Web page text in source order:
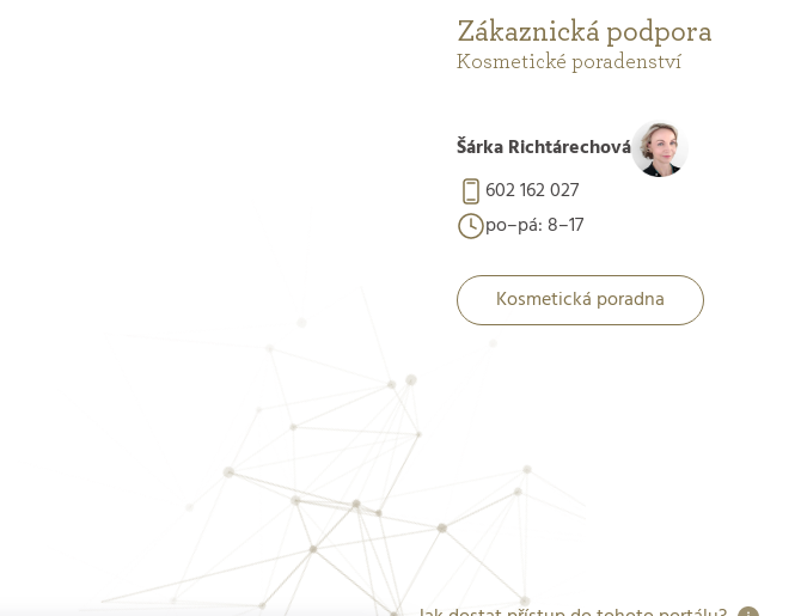
Zákaznická podpora
Kosmetické poradenství
Šárka Richtárechová
602 162 027
po–pá: 8–17
Kosmetická poradna